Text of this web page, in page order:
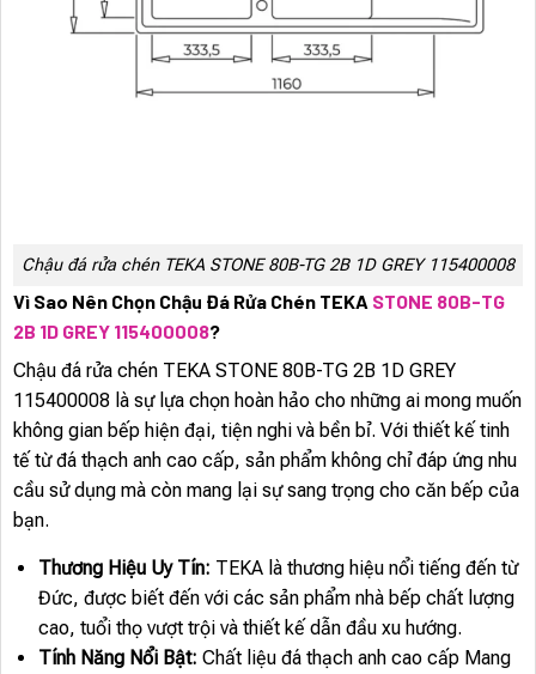
Chậu đá rửa chén TEKA STONE 80B-TG 2B 1D GREY 115400008
Vì Sao Nên Chọn Chậu Đá Rửa Chén TEKA STONE 80B-TG
2B 1D GREY 115400008?
Chậu đá rửa chén TEKA STONE 80B-TG 2B 1D GREY
115400008 là sự lựa chọn hoàn hảo cho những ai mong muốn
không gian bếp hiện đại, tiện nghi và bền bỉ. Với thiết kế tinh
tế từ đá thạch anh cao cấp, sản phẩm không chỉ đáp ứng nhu
cầu sử dụng mà còn mang lại sự sang trọng cho căn bếp của
bạn.
Thương Hiệu Uy Tín: TEKA là thương hiệu nổi tiếng đến từ
Đức, được biết đến với các sản phẩm nhà bếp chất lượng
cao, tuổi thọ vượt trội và thiết kế dẫn đầu xu hướng.
Tính Năng Nổi Bật: Chất liệu đá thạch anh cao cấp Mang